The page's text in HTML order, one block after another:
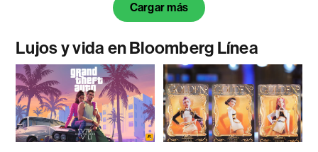
Cargar más
Lujos y vida en Bloomberg Línea